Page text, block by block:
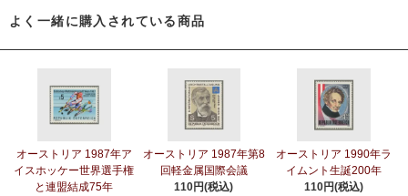
よく一緒に購入されている商品
オーストリア 1987年ア
イスホッケー世界選手権
と連盟結成75年
オーストリア 1987年第8
回軽金属国際会議
110円(税込)
オーストリア 1990年ラ
イムント生誕200年
110円(税込)